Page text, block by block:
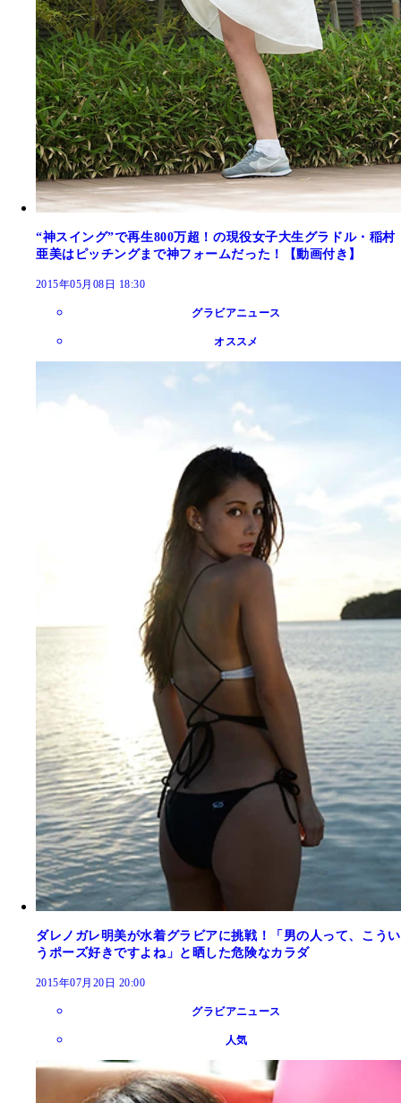
“神スイング”で再生800万超！の現役女子大生グラドル・稲村
亜美はピッチングまで神フォームだった！【動画付き】
2015年05月08日 18:30
グラビアニュース
オススメ
ダレノガレ明美が水着グラビアに挑戦！「男の人って、こうい
うポーズ好きですよね」と晒した危険なカラダ
2015年07月20日 20:00
グラビアニュース
人気